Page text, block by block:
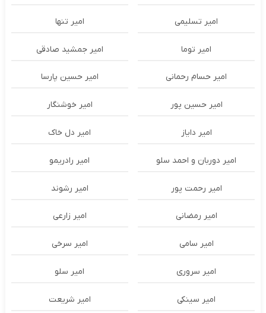
امیر تسلیمی امیر تنها
امیر توما امیر جمشید صادقی
امیر حسام رحمانی امیر حسین پارسا
امیر حسین پور امیر خوشنگار
امیر دایاز امیر دل خاک
امیر دوربان و احمد سلو امیر رادریمو
امیر رحمت پور امیر رشوند
امیر رمضانی امیر زارعی
امیر سامی امیر سرخی
امیر سروری امیر سلو
امیر سینکی امیر شریعت